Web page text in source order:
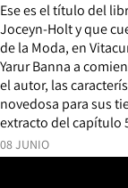
08 JUNIO
Ese es el título del
Joceyn-Holt y que
de la Moda, en
Yarur Banna a
el autor, las
novedosa para sus
extracto del capítulo